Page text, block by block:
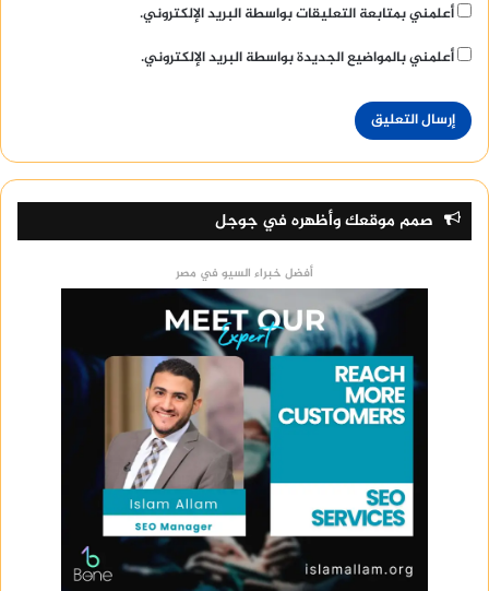
أعلمني بمتابعة التعليقات بواسطة البريد الإلكتروني.
أعلمني بالمواضيع الجديدة بواسطة البريد الإلكتروني.
صمم موقعك وأظهره في جوجل
أفضل خبراء السيو في مصر